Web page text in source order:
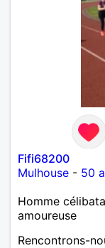
Fifi68200
Mulhouse - 50
Homme
amoureuse
Rencontrons-